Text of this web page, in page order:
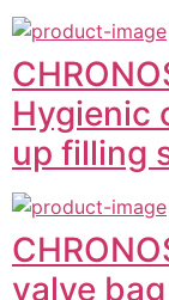
Hygienic
up filling
valve